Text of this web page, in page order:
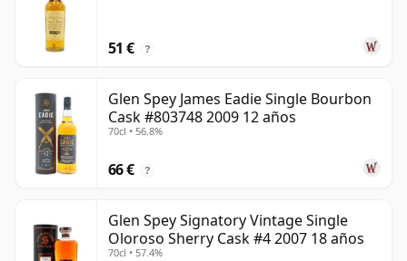
51 € ?
Glen Spey James Eadie Single Bourbon
Cask #803748 2009 12 años
70cl • 56.8%
66 € ?
Glen Spey Signatory Vintage Single
Oloroso Sherry Cask #4 2007 18 años
70cl • 57.4%